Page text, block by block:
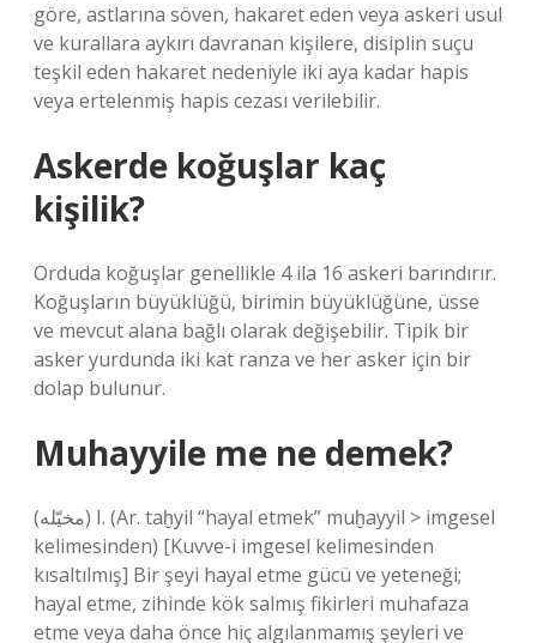
göre, astlarına söven, hakaret eden veya askeri usul
ve kurallara aykırı davranan kişilere, disiplin suçu
teşkil eden hakaret nedeniyle iki aya kadar hapis
veya ertelenmiş hapis cezası verilebilir.
Askerde koğuşlar kaç
kişilik?
Orduda koğuşlar genellikle 4 ila 16 askeri barındırır.
Koğuşların büyüklüğü, birimin büyüklüğüne, üsse
ve mevcut alana bağlı olarak değişebilir. Tipik bir
asker yurdunda iki kat ranza ve her asker için bir
dolap bulunur.
Muhayyile me ne demek?
(ﻣﺨﻴّﻠﻪ) I. (Ar. taḫyіl “hayal etmek” muḫayyil > imgesel
kelimesinden) [Kuvve-i imgesel kelimesinden
kısaltılmış] Bir şeyi hayal etme gücü ve yeteneği;
hayal etme, zihinde kök salmış fikirleri muhafaza
etme veya daha önce hiç algılanmamış şeyleri ve